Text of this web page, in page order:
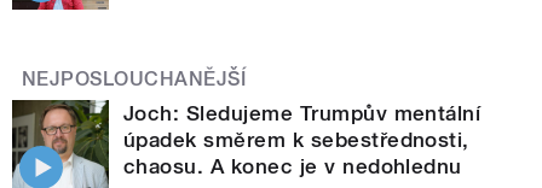
NEJPOSLOUCHANĚJŠÍ
Joch: Sledujeme Trumpův mentální
úpadek směrem k sebestřednosti,
chaosu. A konec je v nedohlednu